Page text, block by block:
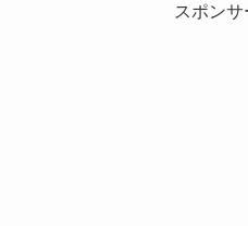
スポンサ